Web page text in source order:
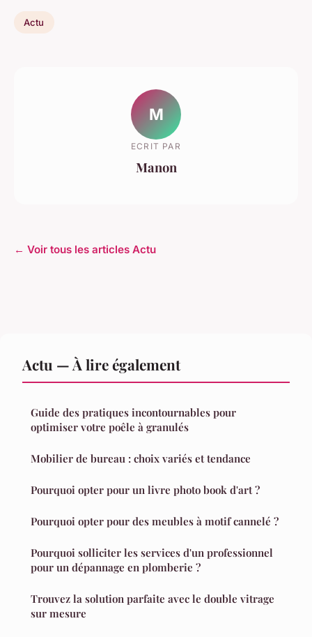
Actu
M
ECRIT PAR
Manon
← Voir tous les articles Actu
Actu — À lire également
Guide des pratiques incontournables pour
optimiser votre poêle à granulés
Mobilier de bureau : choix variés et tendance
Pourquoi opter pour un livre photo book d'art ?
Pourquoi opter pour des meubles à motif cannelé ?
Pourquoi solliciter les services d'un professionnel
pour un dépannage en plomberie ?
Trouvez la solution parfaite avec le double vitrage
sur mesure